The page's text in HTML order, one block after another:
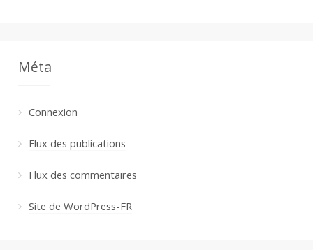
Méta
Connexion
Flux des publications
Flux des commentaires
Site de WordPress-FR